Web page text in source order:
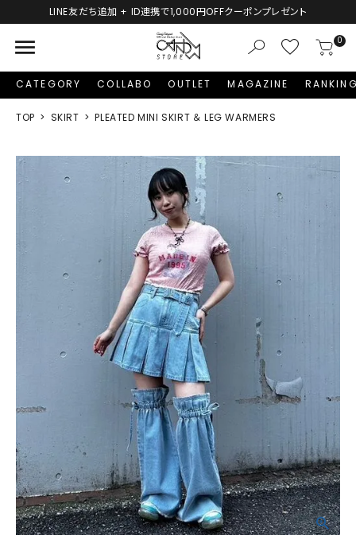
LINE友だち追加 + ID連携で1,000円OFFクーポンプレゼント
menu 0
CATEGORY COLLABO OUTLET MAGAZINE
TOP SKIRT PLEATED MINI SKIRT ＆ LEG WARMERS